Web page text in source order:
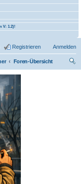
V: 1.2)!
Anmelden
Registrieren
Foren-Übersicht